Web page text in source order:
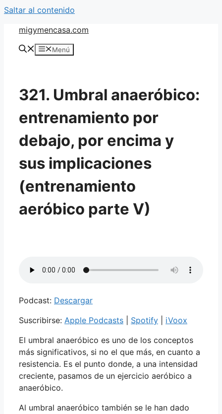
Saltar al contenido
migymencasa.com
Menú
321. Umbral anaeróbico:
entrenamiento por
debajo, por encima y
sus implicaciones
(entrenamiento
aeróbico parte V)
Podcast: Descargar
Suscribirse: Apple Podcasts Spotify
iVoox
El umbral anaeróbico es uno de los conceptos
más significativos, si no el que más, en cuanto a
resistencia. Es el punto donde, a una intensidad
creciente, pasamos de un ejercicio aeróbico a
anaeróbico.
Al umbral anaeróbico también se le han dado